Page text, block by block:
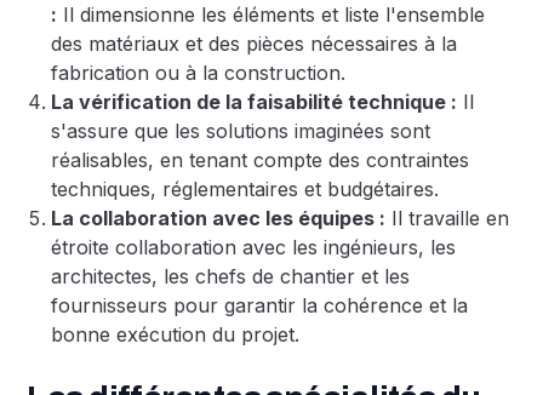
: Il dimensionne les éléments et liste l'ensemble
des matériaux et des pièces nécessaires à la
fabrication ou à la construction.
La vérification de la faisabilité technique : Il
s'assure que les solutions imaginées sont
réalisables, en tenant compte des contraintes
techniques, réglementaires et budgétaires.
La collaboration avec les équipes : Il travaille en
étroite collaboration avec les ingénieurs, les
architectes, les chefs de chantier et les
fournisseurs pour garantir la cohérence et la
bonne exécution du projet.